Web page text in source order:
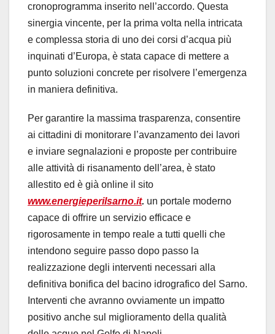
cronoprogramma inserito nell’accordo. Questa
sinergia vincente, per la prima volta nella intricata
e complessa storia di uno dei corsi d’acqua più
inquinati d’Europa, è stata capace di mettere a
punto soluzioni concrete per risolvere l’emergenza
in maniera definitiva.
Per garantire la massima trasparenza, consentire
ai cittadini di monitorare l’avanzamento dei lavori
e inviare segnalazioni e proposte per contribuire
alle attività di risanamento dell’area, è stato
allestito ed è già online il sito
www.energieperilsarno.it. un portale moderno
capace di offrire un servizio efficace e
rigorosamente in tempo reale a tutti quelli che
intendono seguire passo dopo passo la
realizzazione degli interventi necessari alla
definitiva bonifica del bacino idrografico del Sarno.
Interventi che avranno ovviamente un impatto
positivo anche sul miglioramento della qualità